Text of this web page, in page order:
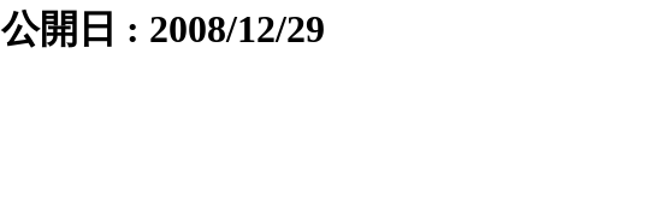
公開日 : 2008/12/29